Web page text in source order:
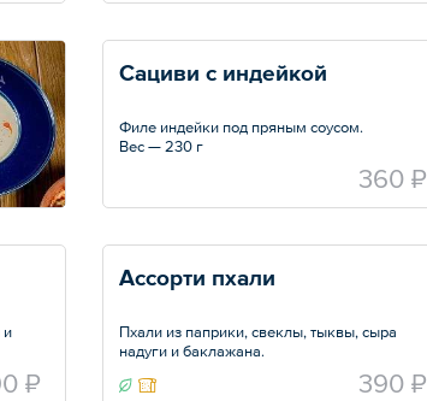
Сациви с индейкой
Филе индейки под пряным соусом.
Вес — 230 г
360 ₽
и
₽
Ассорти пхали
Пхали из паприки, свеклы, тыквы, сыра
надуги и баклажана.
390 ₽